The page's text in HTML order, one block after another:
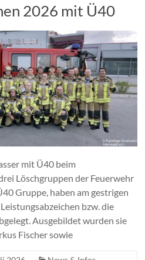
2026 mit Ü40
mit Ü40 beim
Löschgruppen der Feuerwehr
Gruppe, haben am gestrigen
bzw. die
Ausgebildet wurden sie
Fischer sowie